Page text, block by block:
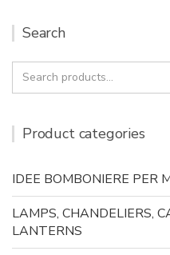
Search
Search
for:
Product categories
IDEE BOMBONIERE PER
LAMPS, CHANDELIERS,
LANTERNS